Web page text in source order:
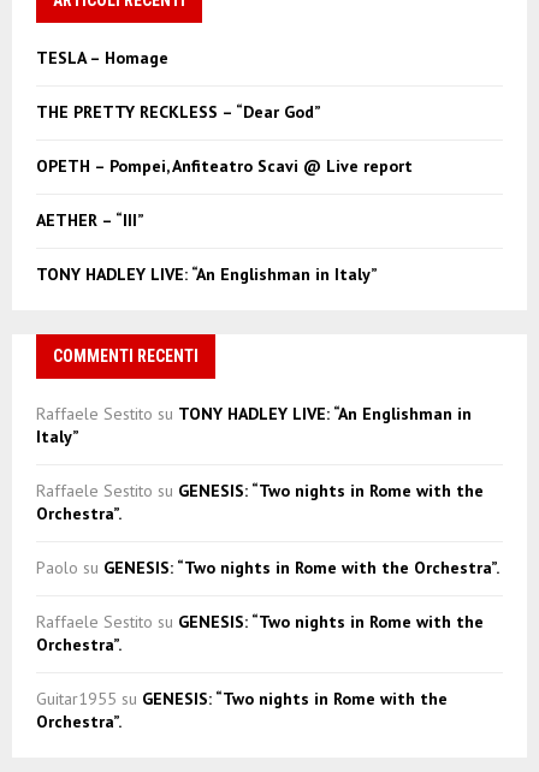
h
o
TESLA – Homage
THE PRETTY RECKLESS – “Dear God”
OPETH – Pompei, Anfiteatro Scavi @ Live report
AETHER – “III”
TONY HADLEY LIVE: “An Englishman in Italy”
COMMENTI RECENTI
Raffaele Sestito su TONY HADLEY LIVE: “An Englishman in
Italy”
Raffaele Sestito su GENESIS: “Two nights in Rome with the
Orchestra”.
Paolo su GENESIS: “Two nights in Rome with the Orchestra”.
Raffaele Sestito su GENESIS: “Two nights in Rome with the
Orchestra”.
Guitar1955 su GENESIS: “Two nights in Rome with the
Orchestra”.